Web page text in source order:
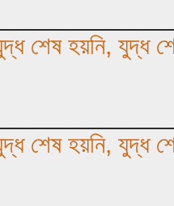
শেষ হয়নি, যুদ্ধ
শেষ হয়নি, যুদ্ধ